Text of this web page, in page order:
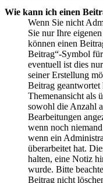
Wie kann ich einen
Wenn Sie nicht
Sie nur Ihre
können einen
Beitrag“-Symbol
eventuell ist dies
seiner Erstellung
Beitrag
Themenansicht als
sowohl die Anzahl
Bearbeitungen
wenn noch
wenn ein
überarbeitet hat.
halten, eine Notiz
wurde. Bitte
Beitrag nicht